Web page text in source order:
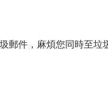
郵件，麻煩您同時至